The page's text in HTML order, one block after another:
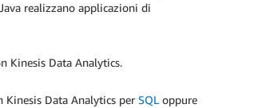
realizzano applicazioni di
Kinesis Data Analytics.
Data Analytics per SQL oppure